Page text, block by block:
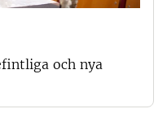
och nya